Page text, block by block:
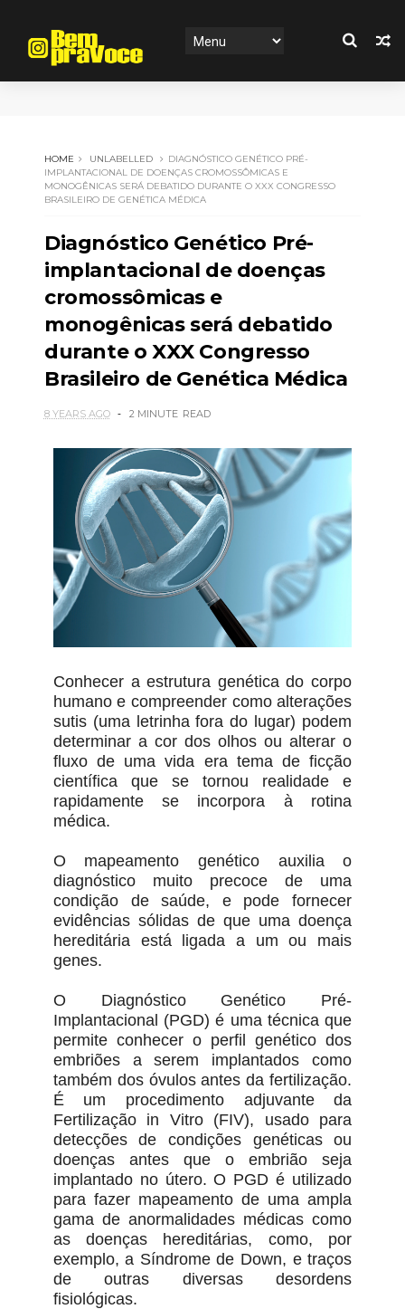
HOME UNLABELLED
DIAGNÓSTICO GENÉTICO PRÉ-
IMPLANTACIONAL DE DOENÇAS CROMOSSÔMICAS E
MONOGÊNICAS SERÁ DEBATIDO DURANTE O XXX CONGRESSO
BRASILEIRO DE GENÉTICA MÉDICA
Diagnóstico Genético Pré-
implantacional de doenças
cromossômicas e
monogênicas será debatido
durante o XXX Congresso
Brasileiro de Genética Médica
8 YEARS AGO 2 MINUTE READ
Conhecer a estrutura genética do corpo
humano e compreender como alterações
sutis (uma letrinha fora do lugar) podem
determinar a cor dos olhos ou alterar o
fluxo de uma vida era tema de ficção
científica que se tornou realidade e
rapidamente se incorpora à rotina
médica.
O mapeamento genético auxilia o
diagnóstico muito precoce de uma
condição de saúde, e pode fornecer
evidências sólidas de que uma doença
hereditária está ligada a um ou mais
genes.
O Diagnóstico Genético Pré-
Implantacional (PGD) é uma técnica que
permite conhecer o perfil genético dos
embriões a serem implantados como
também dos óvulos antes da fertilização.
É um procedimento adjuvante da
Fertilização in Vitro (FIV), usado para
detecções de condições genéticas ou
doenças antes que o embrião seja
implantado no útero. O PGD é utilizado
para fazer mapeamento de uma ampla
gama de anormalidades médicas como
as doenças hereditárias, como, por
exemplo, a Síndrome de Down, e traços
de outras diversas desordens
fisiológicas.